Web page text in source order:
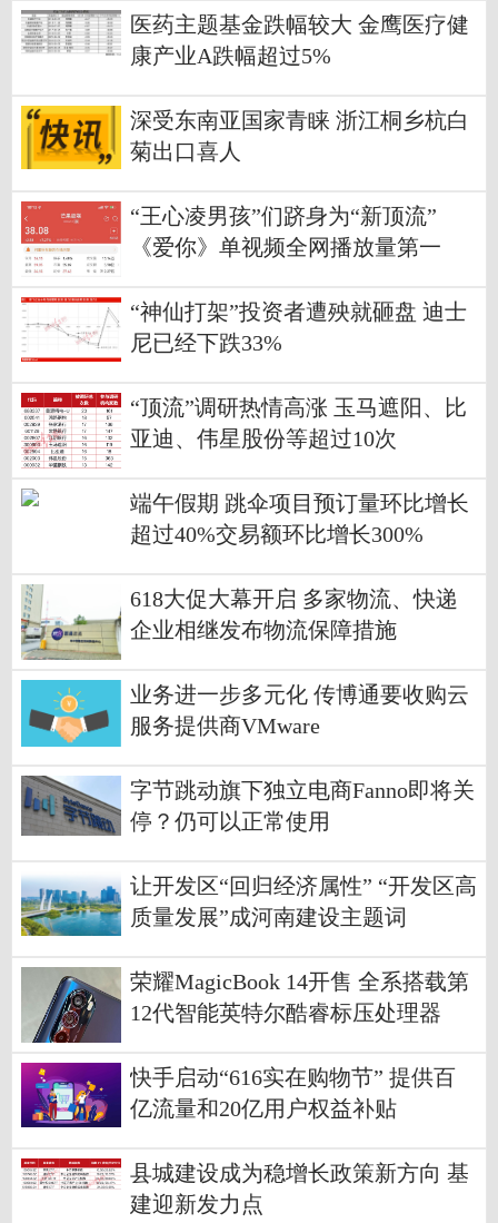
医药主题基金跌幅较大 金鹰医疗健
康产业A跌幅超过5%
深受东南亚国家青睐 浙江桐乡杭白
菊出口喜人
“王心凌男孩”们跻身为“新顶流”
《爱你》单视频全网播放量第一
“神仙打架”投资者遭殃就砸盘 迪士
尼已经下跌33%
“顶流”调研热情高涨 玉马遮阳、比
亚迪、伟星股份等超过10次
端午假期 跳伞项目预订量环比增长
超过40%交易额环比增长300%
618大促大幕开启 多家物流、快递
企业相继发布物流保障措施
业务进一步多元化 传博通要收购云
服务提供商VMware
字节跳动旗下独立电商Fanno即将关
停？仍可以正常使用
让开发区“回归经济属性” “开发区高
质量发展”成河南建设主题词
荣耀MagicBook 14开售 全系搭载第
12代智能英特尔酷睿标压处理器
快手启动“616实在购物节” 提供百
亿流量和20亿用户权益补贴
县城建设成为稳增长政策新方向 基
建迎新发力点